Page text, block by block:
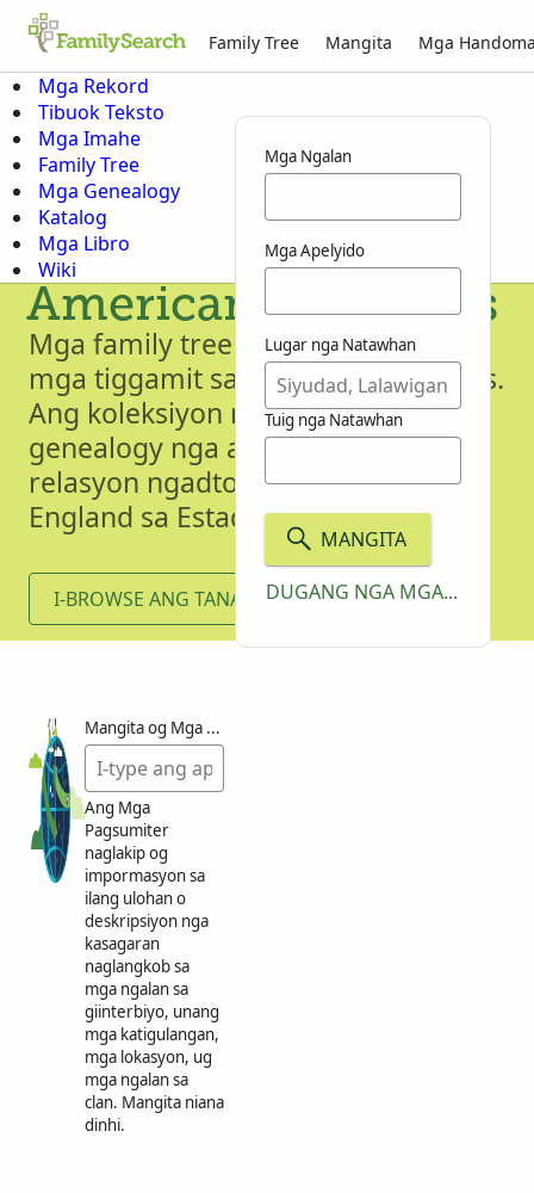
Family Tree Mangita Mga
Mga Rekord
Tibuok Teksto
Mga Imahe
Family Tree
Mga Genealogy
Katalog
Mga Libro
Wiki
American Ancestors
Mga family tree nga gimugna sa
mga tiggamit sa AmericanAncestors.
Ang koleksiyon nag-feature sa mga
genealogy nga adunay lig-on nga
relasyon ngadto sa rehiyon sa New
England sa Estados Unidos.
I-BROWSE ANG TANAN
Mga Ngalan
Mga Apelyido
Lugar nga Natawhan
Tuig nga Natawhan
MANGITA
DUGANG NGA MGA OPSIYON
Mangita og Mga Pagsumiter pinaagi sa Keyword
Ang Mga
Pagsumiter
naglakip og
impormasyon sa
ilang ulohan o
deskripsiyon nga
kasagaran
naglangkob sa
mga ngalan sa
giinterbiyo, unang
mga katigulangan,
mga lokasyon, ug
mga ngalan sa
clan. Mangita niana
dinhi.